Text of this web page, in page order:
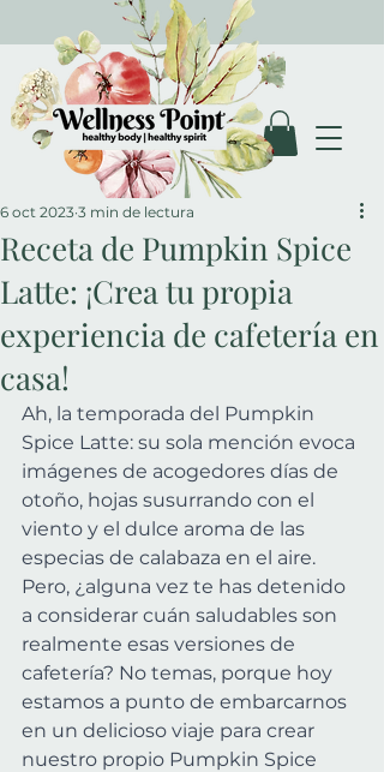
Receta de Pumpkin Spice
Latte: ¡Crea tu propia
experiencia de cafetería en
casa!
6 oct 2023 3 min de lectura
Ah, la temporada del Pumpkin
Spice Latte: su sola mención evoca
imágenes de acogedores días de
otoño, hojas susurrando con el
viento y el dulce aroma de las
especias de calabaza en el aire.
Pero, ¿alguna vez te has detenido
a considerar cuán saludables son
realmente esas versiones de
cafetería? No temas, porque hoy
estamos a punto de embarcarnos
en un delicioso viaje para crear
nuestro propio Pumpkin Spice